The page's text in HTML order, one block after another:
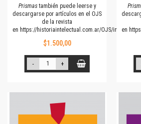
Prismas también puede leerse y
descargarse por artículos en el OJS
de la revista
en https://historiaintelectual.com.ar/OJS/index.php/
$1.500,00
- +
en